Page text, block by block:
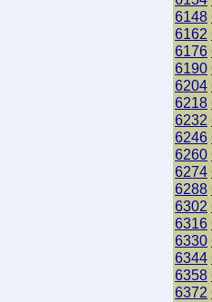
6148
6162
6176
6190
6204
6218
6232
6246
6260
6274
6288
6302
6316
6330
6344
6358
6372